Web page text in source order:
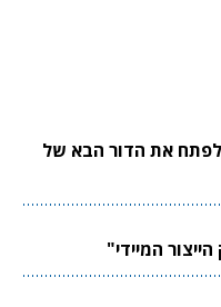
לפתח את הדור הבא של